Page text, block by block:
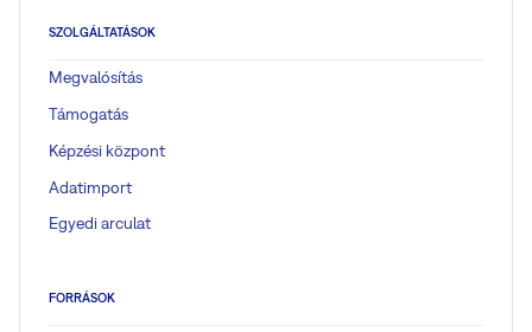
SZOLGÁLTATÁSOK
Megvalósítás
Támogatás
Képzési központ
Adatimport
Egyedi arculat
FORRÁSOK